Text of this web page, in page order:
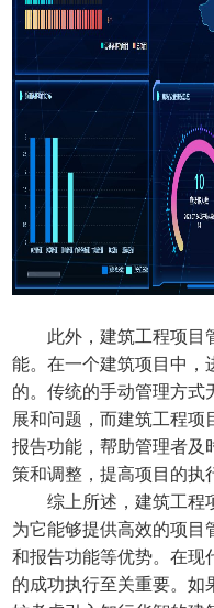
此外，建筑工程项目
能。在一个建筑项目中，
的。传统的手动管理方式
展和问题，而建筑工程项
报告功能，帮助管理者及
策和调整，提高项目的执
综上所述，建筑工程项
为它能够提供高效的项目
和报告功能等优势。在现
的成功执行至关重要。如